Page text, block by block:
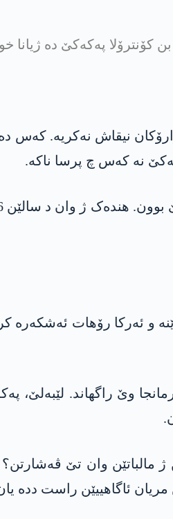
کوردان د ڤان 140 رۆژان دە گەلەک تشت نیقاش کرنە، لێ وان ل سەر
نە کەس چ پرسا ناکە.
(ئازاد ئاکینجی) د سالا 2024ێ دە راگھاند. ناڤ،
نازل تاشپنار )د سالا 2021ێ دە، دگەل جھ و
مالباتێن وان تێ
ئاگاھییێن راست ددە یان